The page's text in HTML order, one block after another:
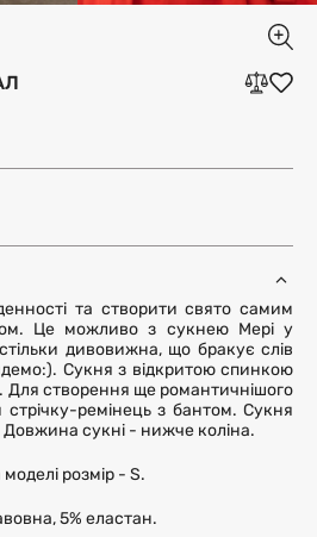
та створити свято самим
Це можливо з сукнею Мері у
дивовижна, що бракує слів
Сукня з відкритою спинкою
створення ще романтичнішого
ремінець з бантом. Сукня
сукні - нижче коліна.
розмір - S.
5% еластан.